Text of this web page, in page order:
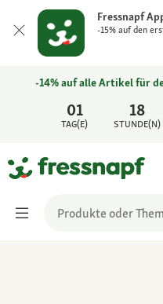
Fressnapf
-15% auf den
01
TAG(E)
18
STUNDE(N)
-14% auf alle Artikel für